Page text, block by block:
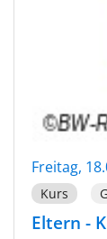
Freitag,
Kurs
Eltern -